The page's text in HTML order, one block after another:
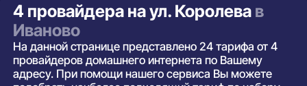
4 провайдера на ул. Королева в
Иваново
На данной странице представлено 24 тарифа от 4
провайдеров домашнего интернета по Вашему
адресу. При помощи нашего сервиса Вы можете